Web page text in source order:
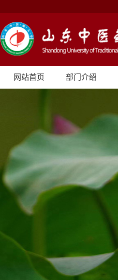
网站首页 部门介绍